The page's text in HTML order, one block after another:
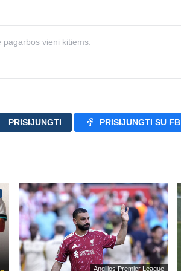
PRISIJUNGTI PRISIJUNGTI SU FB
Anglijos Premier League